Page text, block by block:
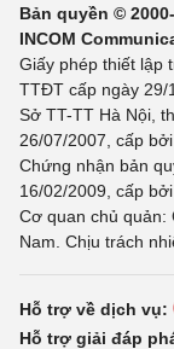
Bản quyền ©
INCOM
Giấy phép thiết lập
TTĐT cấp ngày 29/
Sở TT-TT Hà Nội,
26/07/2007, cấp
Chứng nhận bản
16/02/2009, cấp
Cơ quan chủ quản:
Nam. Chịu trách
Hỗ trợ về dịch vụ:
Hỗ trợ giải đáp